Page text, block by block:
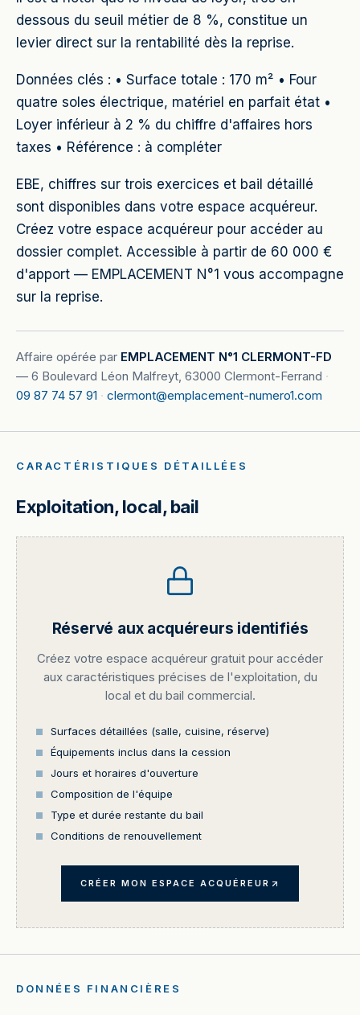
dessous du seuil métier de 8 %, constitue un
levier direct sur la rentabilité dès la reprise.
Données clés : • Surface totale : 170 m² • Four
quatre soles électrique, matériel en parfait état •
Loyer inférieur à 2 % du chiffre d'affaires hors
taxes • Référence : à compléter
EBE, chiffres sur trois exercices et bail détaillé
sont disponibles dans votre espace acquéreur.
Créez votre espace acquéreur pour accéder au
dossier complet. Accessible à partir de 60 000 €
d'apport — EMPLACEMENT N°1 vous accompagne
sur la reprise.
Affaire opérée par EMPLACEMENT N°1 CLERMONT-FD
— 6 Boulevard Léon Malfreyt, 63000 Clermont-Ferrand ·
09 87 74 57 91 · clermont@emplacement-numero1.com
CARACTÉRISTIQUES DÉTAILLÉES
Exploitation, local, bail
Réservé aux acquéreurs identifiés
Créez votre espace acquéreur gratuit pour accéder
aux caractéristiques précises de l'exploitation, du
local et du bail commercial.
Surfaces détaillées (salle, cuisine, réserve)
Équipements inclus dans la cession
Jours et horaires d'ouverture
Composition de l'équipe
Type et durée restante du bail
Conditions de renouvellement
CRÉER MON ESPACE ACQUÉREUR
DONNÉES FINANCIÈRES